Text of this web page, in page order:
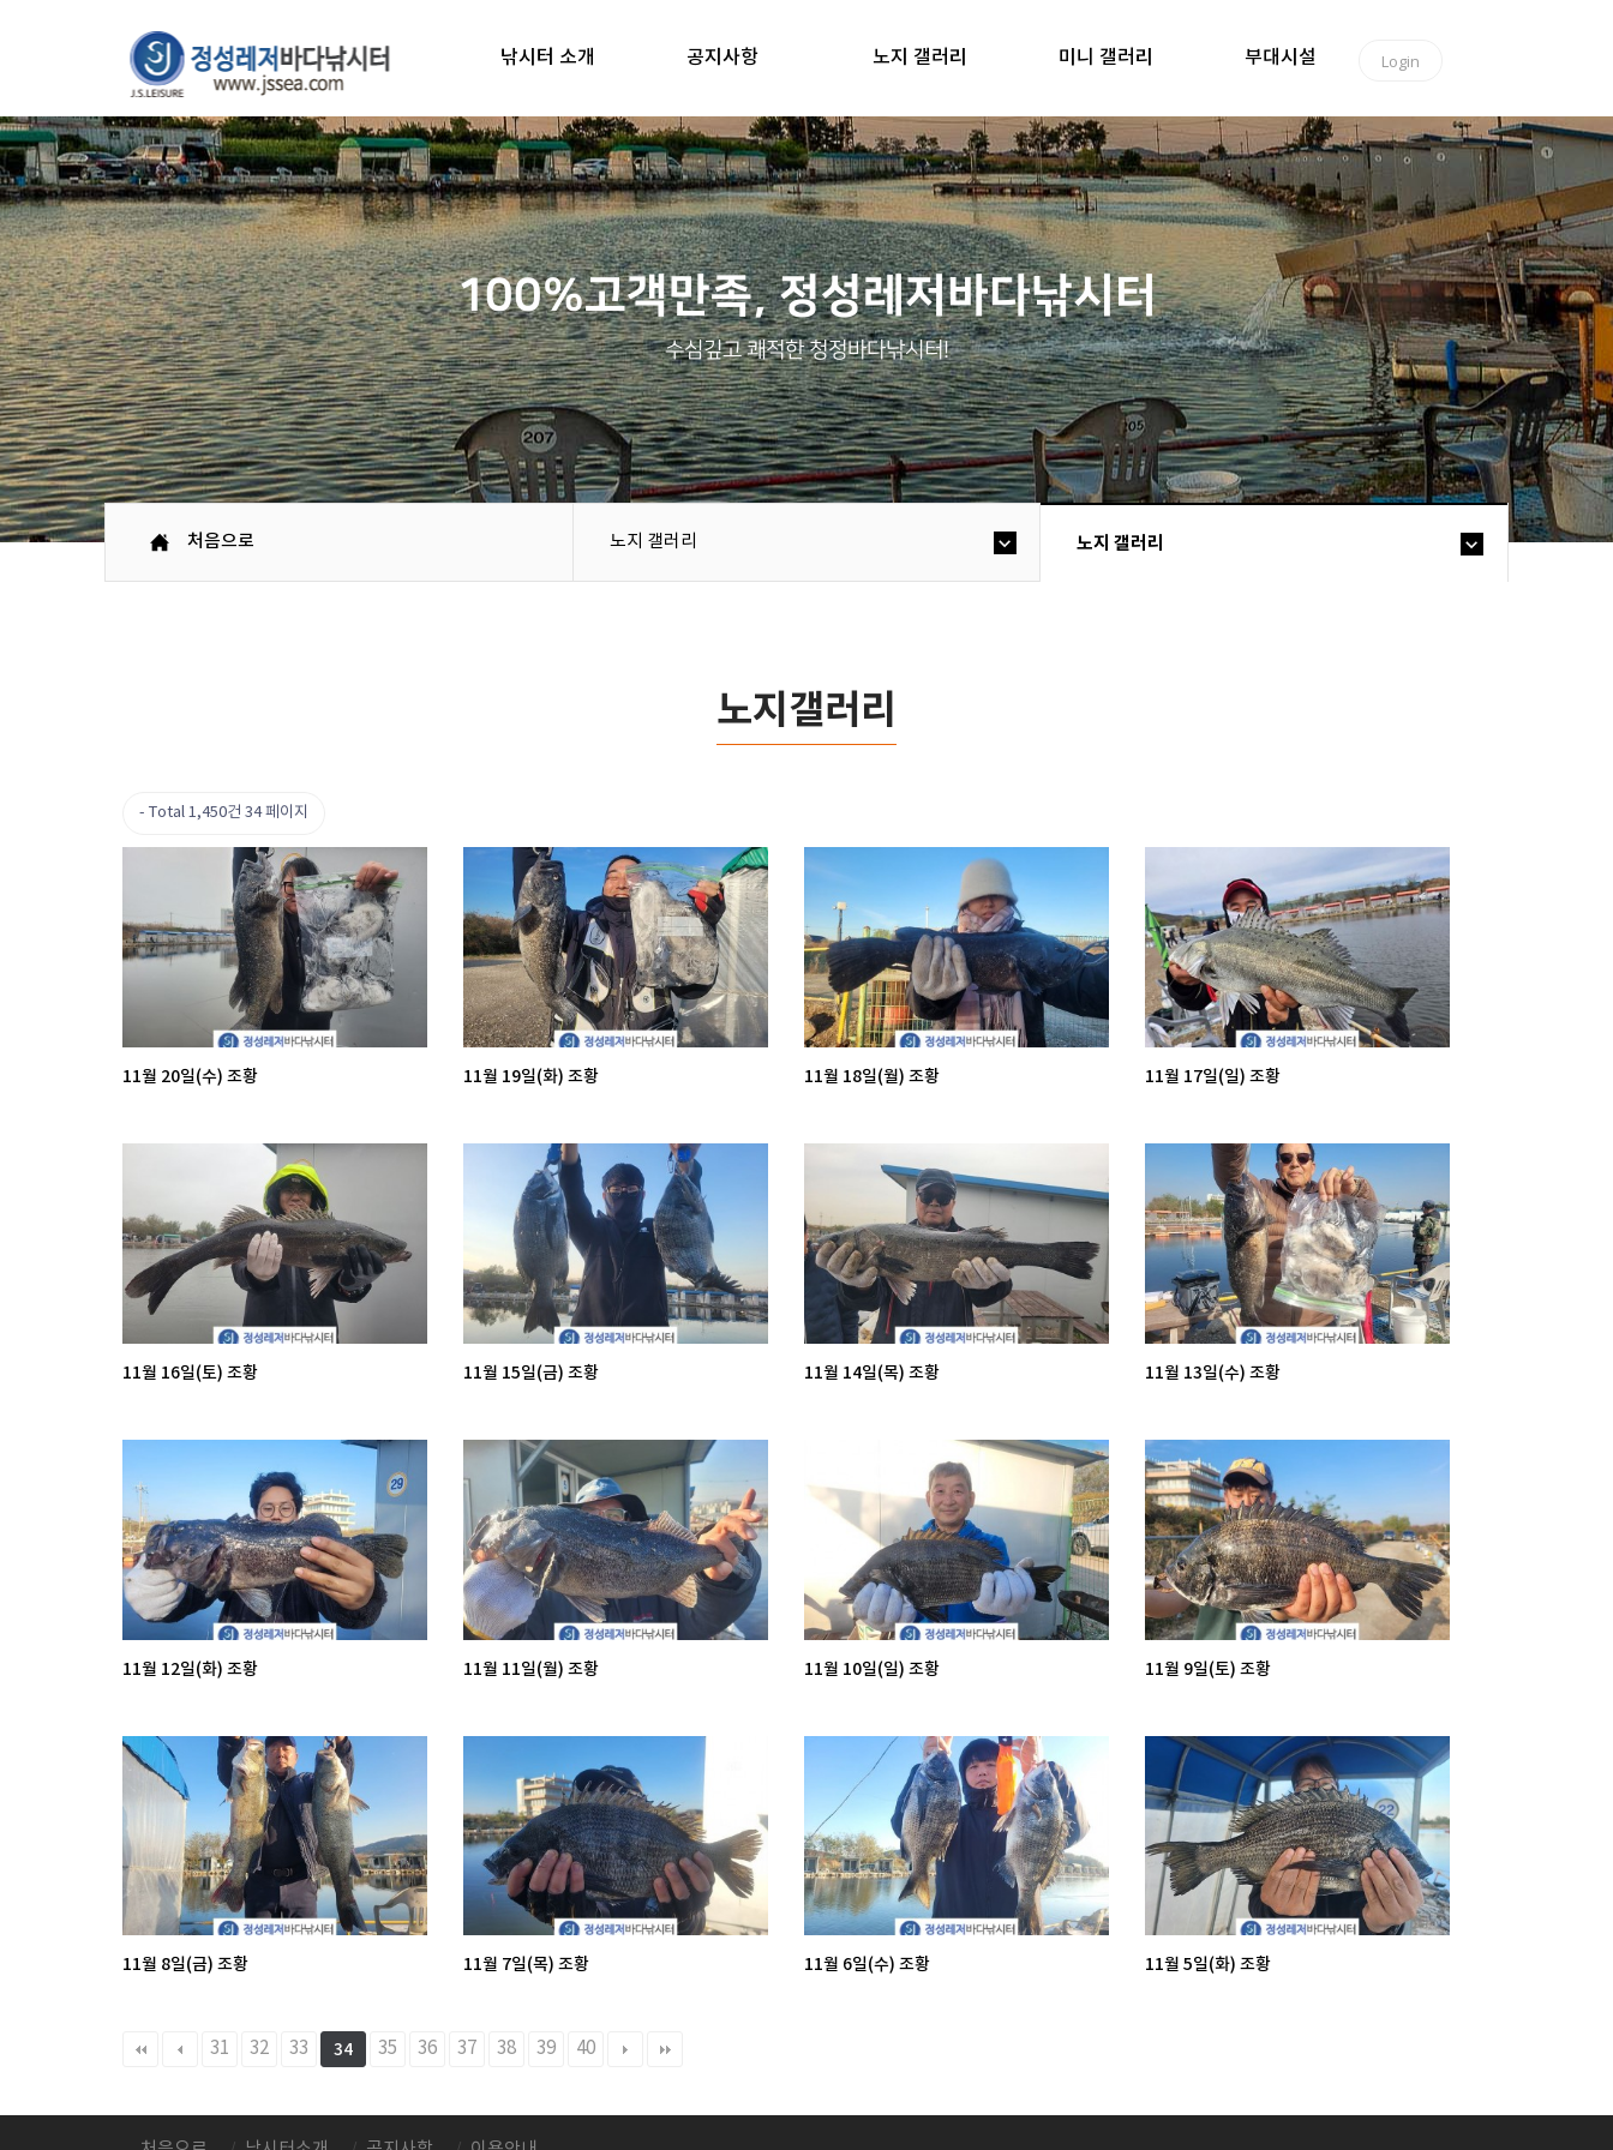
낚시터 소개 공지사항 노지 갤러리 미니 갤러리 부대시설 Login
100%고객만족, 정성레저바다낚시터
수심깊고 쾌적한 청정바다낚시터!
처음으로 노지 갤러리 노지 갤러리
노지갤러리
Total 1,450건 34 페이지
11월 20일(수) 조황 11월 19일(화) 조황 11월 18일(월) 조황 11월 17일(일) 조황
11월 16일(토) 조황 11월 15일(금) 조황 11월 14일(목) 조황 11월 13일(수) 조황
11월 12일(화) 조황 11월 11일(월) 조황 11월 10일(일) 조황 11월 9일(토) 조황
11월 8일(금) 조황 11월 7일(목) 조황 11월 6일(수) 조황 11월 5일(화) 조황
31 32 33 34 35 36 37 38 39 40